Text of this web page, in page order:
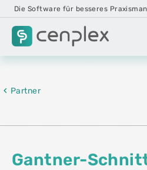
Die Software für besseres
Partner
Gantner-